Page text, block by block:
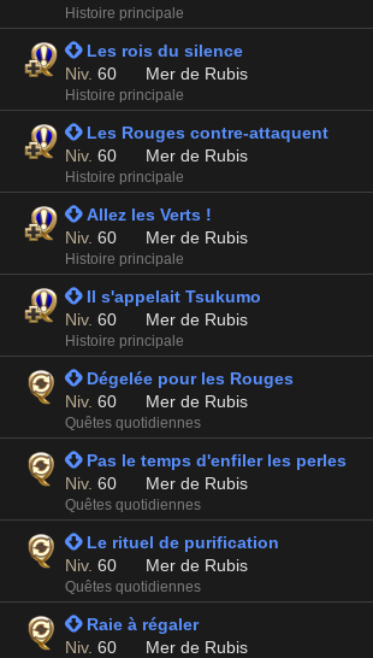
Histoire principale
 Les rois du silence
Niv. 60 Mer de Rubis
Histoire principale
 Les Rouges contre-attaquent
Niv. 60 Mer de Rubis
Histoire principale
 Allez les Verts !
Niv. 60 Mer de Rubis
Histoire principale
 Il s'appelait Tsukumo
Niv. 60 Mer de Rubis
Histoire principale
 Dégelée pour les Rouges
Niv. 60 Mer de Rubis
Quêtes quotidiennes
 Pas le temps d'enfiler les perles
Niv. 60 Mer de Rubis
Quêtes quotidiennes
 Le rituel de purification
Niv. 60 Mer de Rubis
Quêtes quotidiennes
 Raie à régaler
Niv. 60 Mer de Rubis